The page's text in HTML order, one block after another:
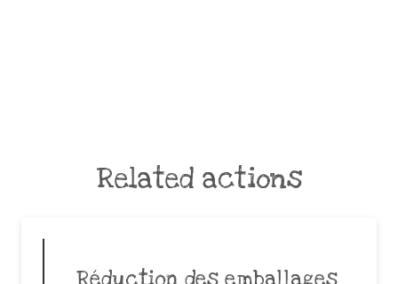
Related actions